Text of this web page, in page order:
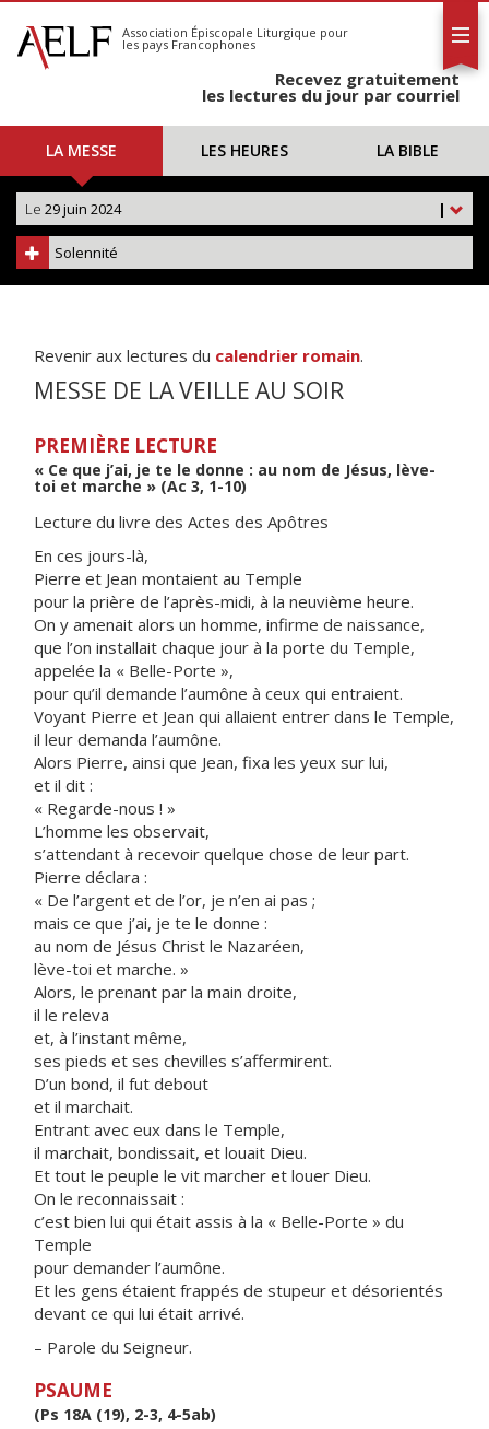
S'abonner
Calendrier
Association Épiscopale Liturgique pour
les pays Francophones
Recevez gratuitement
les lectures du jour par courriel
LA MESSE LES HEURES LA BIBLE
|
Le 29 juin 2024
Solennité
Revenir aux lectures du calendrier romain.
MESSE DE LA VEILLE AU SOIR
PREMIÈRE LECTURE
« Ce que j’ai, je te le donne : au nom de Jésus, lève-
toi et marche » (Ac 3, 1-10)
Lecture du livre des Actes des Apôtres
En ces jours-là,
Pierre et Jean montaient au Temple
pour la prière de l’après-midi, à la neuvième heure.
On y amenait alors un homme, infirme de naissance,
que l’on installait chaque jour à la porte du Temple,
appelée la « Belle-Porte »,
pour qu’il demande l’aumône à ceux qui entraient.
Voyant Pierre et Jean qui allaient entrer dans le Temple,
il leur demanda l’aumône.
Alors Pierre, ainsi que Jean, fixa les yeux sur lui,
et il dit :
« Regarde-nous ! »
L’homme les observait,
s’attendant à recevoir quelque chose de leur part.
Pierre déclara :
« De l’argent et de l’or, je n’en ai pas ;
mais ce que j’ai, je te le donne :
au nom de Jésus Christ le Nazaréen,
lève-toi et marche. »
Alors, le prenant par la main droite,
il le releva
et, à l’instant même,
ses pieds et ses chevilles s’affermirent.
D’un bond, il fut debout
et il marchait.
Entrant avec eux dans le Temple,
il marchait, bondissait, et louait Dieu.
Et tout le peuple le vit marcher et louer Dieu.
On le reconnaissait :
c’est bien lui qui était assis à la « Belle-Porte » du
Temple
pour demander l’aumône.
Et les gens étaient frappés de stupeur et désorientés
devant ce qui lui était arrivé.
– Parole du Seigneur.
PSAUME
(Ps 18A (19), 2-3, 4-5ab)